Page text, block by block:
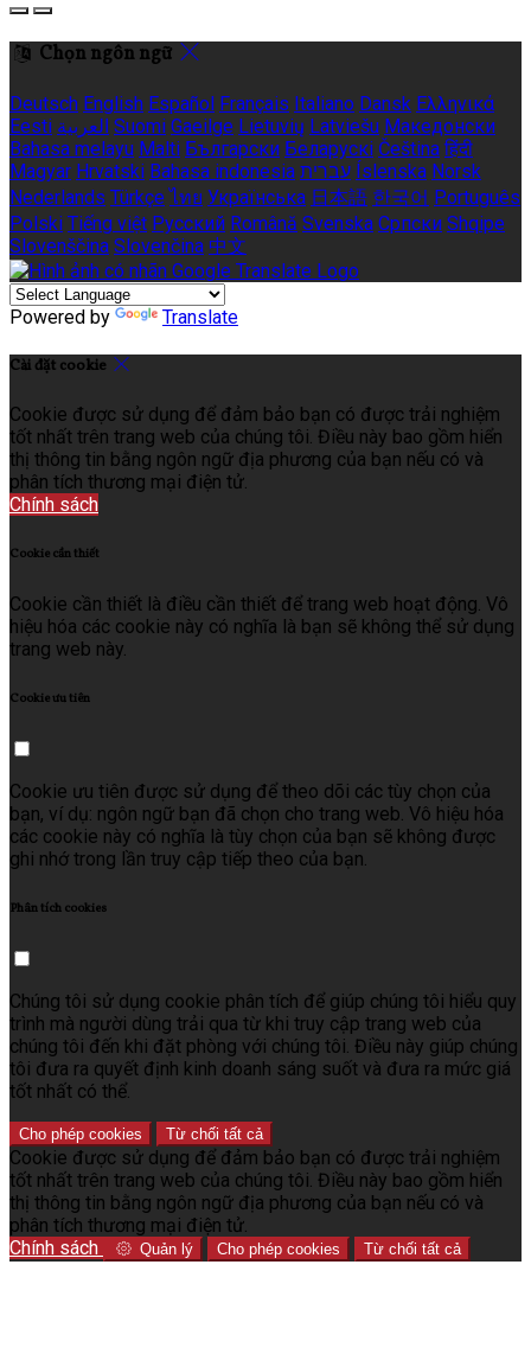
Chọn ngôn ngữ
Deutsch English Español Français Italiano Dansk Ελληνικά
Eesti العربية Suomi Gaeilge Lietuvių Latviešu Македонски
Bahasa melayu Malti Български Беларускі Čeština हिंदी
Magyar Hrvatski Bahasa indonesia עברית Íslenska Norsk
Nederlands Türkçe ไทย Українська 日本語 한국어 Português
Polski Tiếng việt Русский Română Svenska Српски Shqipe
Slovenščina Slovenčina 中文
Powered by Translate
Cài đặt cookie
Cookie được sử dụng để đảm bảo bạn có được trải nghiệm
tốt nhất trên trang web của chúng tôi. Điều này bao gồm hiển
thị thông tin bằng ngôn ngữ địa phương của bạn nếu có và
phân tích thương mại điện tử.
Chính sách
Cookie cần thiết
Cookie cần thiết là điều cần thiết để trang web hoạt động. Vô
hiệu hóa các cookie này có nghĩa là bạn sẽ không thể sử dụng
trang web này.
Cookie ưu tiên
Cookie ưu tiên được sử dụng để theo dõi các tùy chọn của
bạn, ví dụ: ngôn ngữ bạn đã chọn cho trang web. Vô hiệu hóa
các cookie này có nghĩa là tùy chọn của bạn sẽ không được
ghi nhớ trong lần truy cập tiếp theo của bạn.
Phân tích cookies
Chúng tôi sử dụng cookie phân tích để giúp chúng tôi hiểu quy
trình mà người dùng trải qua từ khi truy cập trang web của
chúng tôi đến khi đặt phòng với chúng tôi. Điều này giúp chúng
tôi đưa ra quyết định kinh doanh sáng suốt và đưa ra mức giá
tốt nhất có thể.
Cho phép cookies Từ chối tất cả
Cookie được sử dụng để đảm bảo bạn có được trải nghiệm
tốt nhất trên trang web của chúng tôi. Điều này bao gồm hiển
thị thông tin bằng ngôn ngữ địa phương của bạn nếu có và
phân tích thương mại điện tử.
Chính sách
Quản lý Cho phép cookies Từ chối tất cả